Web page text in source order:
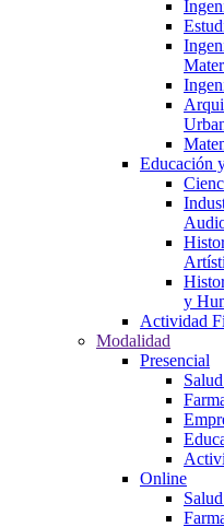
Educación
y
Actividad
Modalidad
Presencial
Online